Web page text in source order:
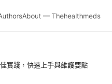
About — Thehealthmeds
實踐，快速上手與維護要點